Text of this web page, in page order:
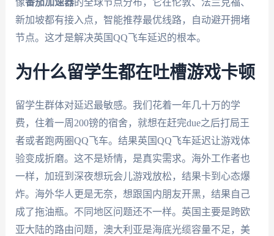
新加坡都有接入点，智能推荐最优线路，自动避开拥堵
节点。这才是解决英国QQ飞车延迟的根本。
为什么留学生都在吐槽游戏卡顿
留学生群体对延迟最敏感。我们花着一年几十万的学
费，住着一周200镑的宿舍，就想在赶完due之后打局王
者或者跑两圈QQ飞车。结果英国QQ飞车延迟让游戏体
验变成折磨。这不是矫情，是真实需求。海外工作者也
一样，加班到深夜想玩会儿游戏放松，结果卡到心态爆
炸。海外华人更是无奈，想跟国内朋友开黑，结果自己
成了拖油瓶。不同地区问题还不一样。英国主要是跨欧
亚大陆的路由问题，澳大利亚是海底光缆容量不足，美